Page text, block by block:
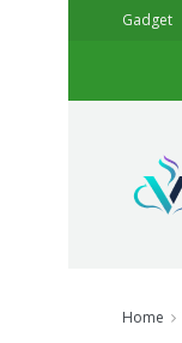
Gadget
Home